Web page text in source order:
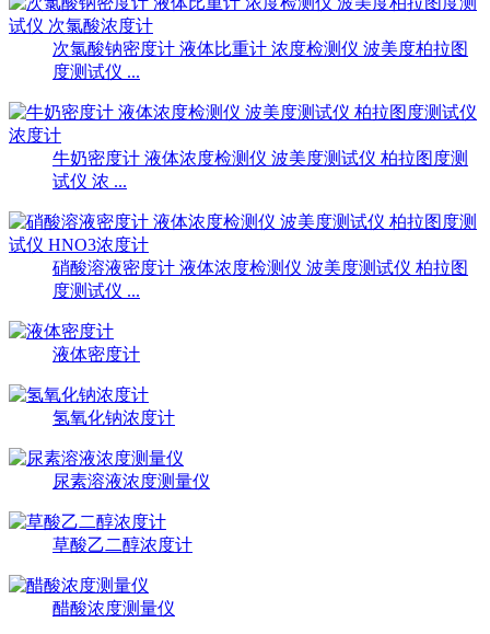
次氯酸钠密度计 液体比重计 浓度检测仪 波美度柏拉图
度测试仪 ...
牛奶密度计 液体浓度检测仪 波美度测试仪 柏拉图度测
试仪 浓 ...
硝酸溶液密度计 液体浓度检测仪 波美度测试仪 柏拉图
度测试仪 ...
液体密度计
氢氧化钠浓度计
尿素溶液浓度测量仪
草酸乙二醇浓度计
醋酸浓度测量仪